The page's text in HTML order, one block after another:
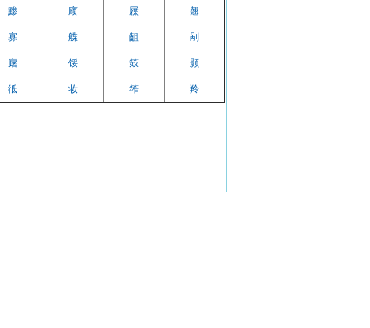
黪 庼 屧 翹
寡 艓 齟 剐
廜 馁 笯 颢
彽 妆 筰
羚